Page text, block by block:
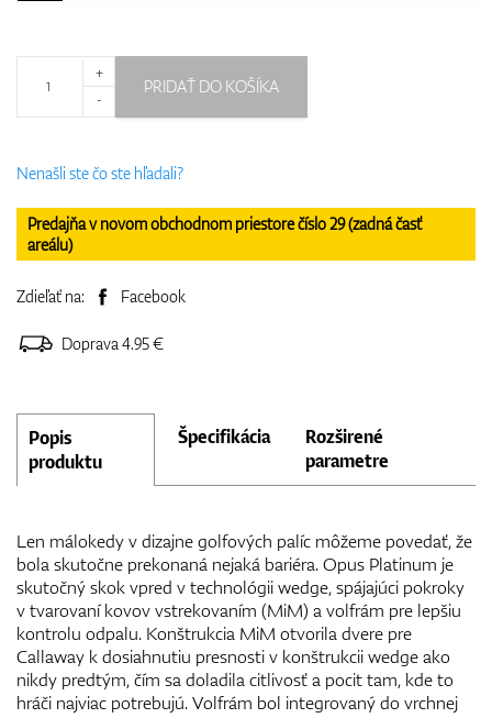
+
-
PRIDAŤ DO KOŠÍKA
Nenašli ste čo ste hľadali?
Predajňa v novom obchodnom priestore číslo 29 (zadná časť
areálu)
Zdieľať na: Facebook
Doprava 4.95 €
Popis
produktu
Špecifikácia
Rozširené
parametre
Len málokedy v dizajne golfových palíc môžeme povedať, že
bola skutočne prekonaná nejaká bariéra. Opus Platinum je
skutočný skok vpred v technológii wedge, spájajúci pokroky
v tvarovaní kovov vstrekovaním (MiM) a volfrám pre lepšiu
kontrolu odpalu. Konštrukcia MiM otvorila dvere pre
Callaway k dosiahnutiu presnosti v konštrukcii wedge ako
nikdy predtým, čím sa doladila citlivosť a pocit tam, kde to
hráči najviac potrebujú. Volfrám bol integrovaný do vrchnej